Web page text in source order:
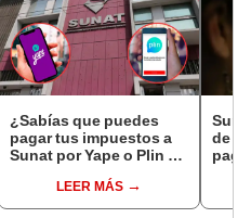
¿Sabías que puedes
pagar tus impuestos a
Sunat por Yape o Plin en
pasos que debes seguir
LEER MÁS
de
para